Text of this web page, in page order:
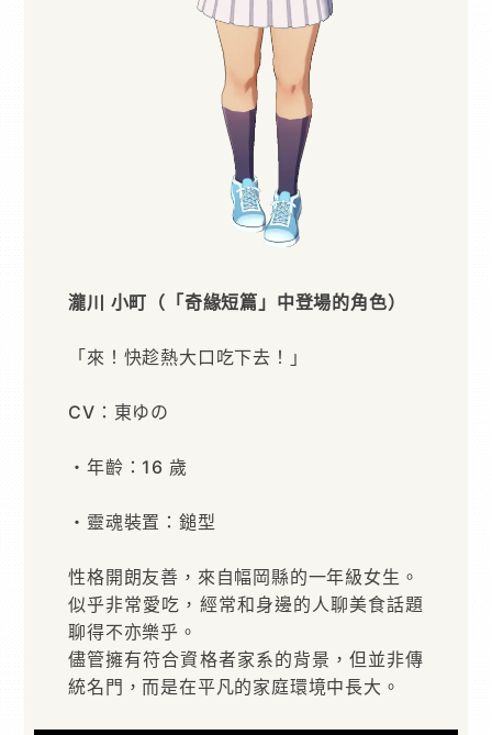
瀧川 小町（「奇緣短篇」中登場的角色）
「來！快趁熱大口吃下去！」
CV：東ゆの
・年齡：16 歲
・靈魂裝置：鎚型
性格開朗友善，來自幅岡縣的一年級女生。
似乎非常愛吃，經常和身邊的人聊美食話題
聊得不亦樂乎。
儘管擁有符合資格者家系的背景，但並非傳
統名門，而是在平凡的家庭環境中長大。